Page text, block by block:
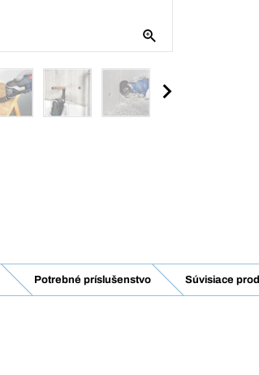
Potrebné príslušenstvo Súvisiace